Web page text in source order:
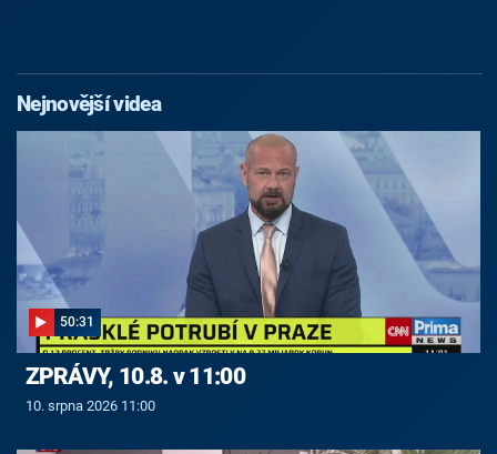
Nejnovější videa
50:31
ZPRÁVY, 10.8. v 11:00
10. srpna 2026 11:00